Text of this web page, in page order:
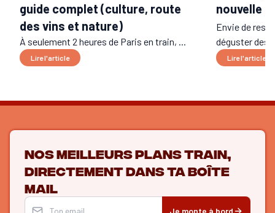
guide complet (culture, route
des vins et nature)
À seulement 2 heures de Paris en train, ...
Lire l'article
nouvelle
Envie de
déguster des
Lire l'article
Nos meilleurs plans train,
directement dans ta boîte
mail
Je monte à bord